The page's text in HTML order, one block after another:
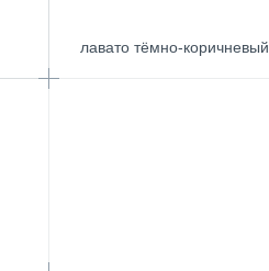
лавато тёмно-коричневый